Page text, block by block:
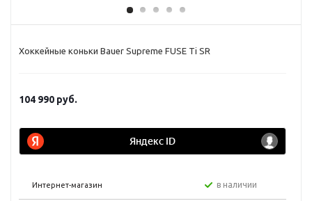
Хоккейные коньки Bauer Supreme FUSE Ti SR
104 990 руб.
Интернет-магазин в наличии